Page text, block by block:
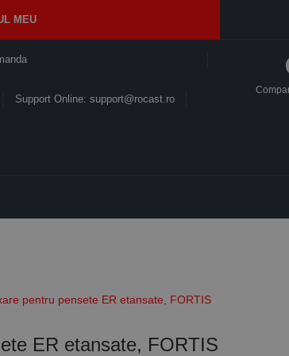
MEU
Support Online: support@rocast.ro
pentru pensete ER etansate, FORTIS
ER etansate, FORTIS